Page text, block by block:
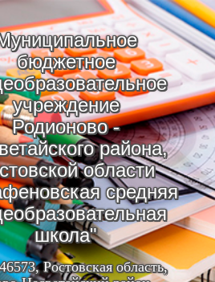
бюджетное
учреждение
Родионово -
района,
области
средняя
школа"
Ростовская область,